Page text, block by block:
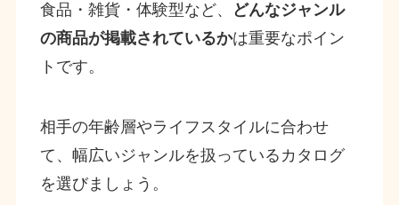
食品・雑貨・体験型など、
どんなジャンル
の商品が掲載されているかは重要なポイン
トです。
相手の年齢層やライフスタイルに合わせ
て、幅広いジャンルを扱っているカタログ
を選びましょう。